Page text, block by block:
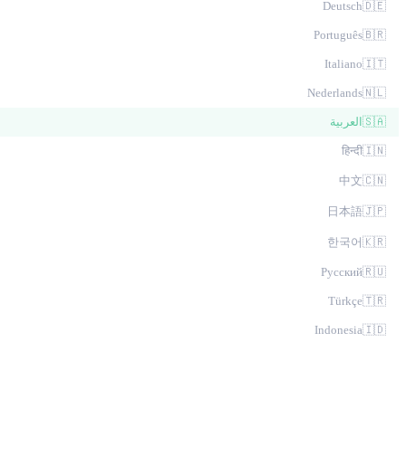
🇩🇪
Deutsch
🇧🇷
Português
🇮🇹
Italiano
🇳🇱
Nederlands
🇸🇦العربية
🇮🇳
हिन्दी
🇨🇳
中文
🇯🇵
日本語
🇰🇷
한국어
🇷🇺
Русский
🇹🇷
Türkçe
🇮🇩
Indonesia